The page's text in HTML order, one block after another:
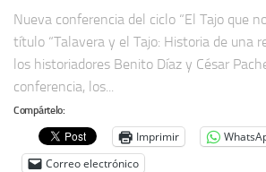
Catálogo Biblioteca
Catálogo Hemeroteca
Fondo Mario J. Bonilla
Publicaciones destacadas de nuestra
Noticias
Nueva conferencia del ciclo “El Tajo que
título “Talavera y el Tajo: Historia de una
los historiadores Benito Díaz y César
conferencia, los...
Compártelo:
Imprimir
Correo electrónico